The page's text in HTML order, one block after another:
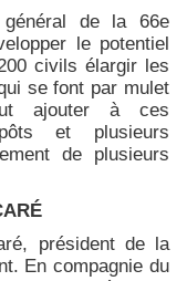
de la 66e
le potentiel
civils élargir les
se font par mulet
ajouter à ces
et plusieurs
de plusieurs
président de la
En compagnie du